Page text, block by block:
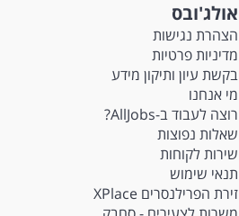
אולג'ובס
הצהרת נגישות
מדיניות פרטיות
בקשת עיון ותיקון מידע
מי אנחנו
רוצה לעבוד ב-AllJobs?
שאלות נפוצות
שירות לקוחות
תנאי שימוש
זירת הפרילנסרים XPlace